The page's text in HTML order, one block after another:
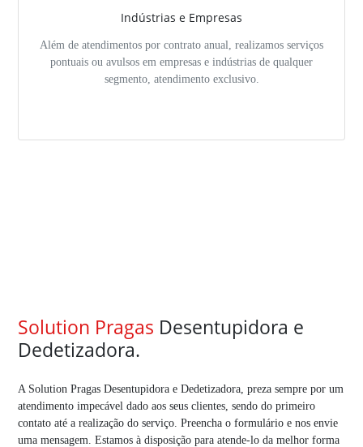
Indústrias e Empresas
Além de atendimentos por contrato anual, realizamos serviços
pontuais ou avulsos em empresas e indústrias de qualquer
segmento, atendimento exclusivo.
Solution Pragas Desentupidora e
Dedetizadora.
A Solution Pragas Desentupidora e Dedetizadora, preza sempre por um
atendimento impecável dado aos seus clientes, sendo do primeiro
contato até a realização do serviço. Preencha o formulário e nos envie
uma mensagem. Estamos à disposição para atende-lo da melhor forma